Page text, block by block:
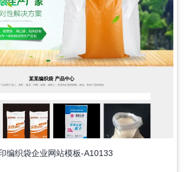
编织袋企业网站模板-A10133